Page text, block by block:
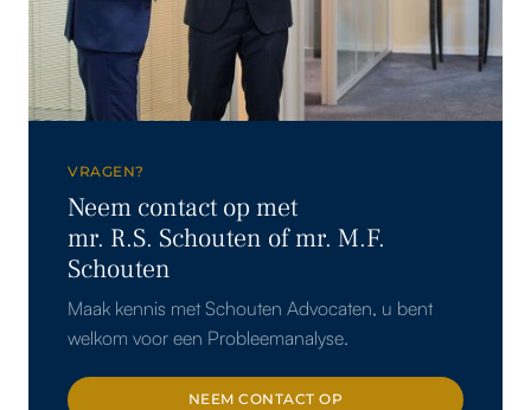
VRAGEN?
Neem contact op met
mr. R.S. Schouten of mr. M.F.
Schouten
Maak kennis met Schouten Advocaten, u bent
welkom voor een Probleemanalyse.
NEEM CONTACT OP